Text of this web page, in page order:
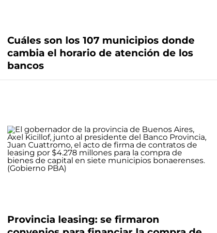
Cuáles son los 107 municipios donde
cambia el horario de atención de los
bancos
Provincia leasing: se firmaron